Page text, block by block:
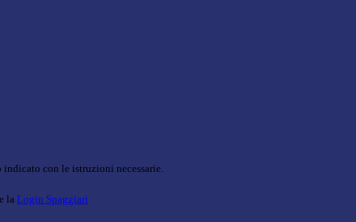
con le istruzioni necessarie.
la Login Spaggiari